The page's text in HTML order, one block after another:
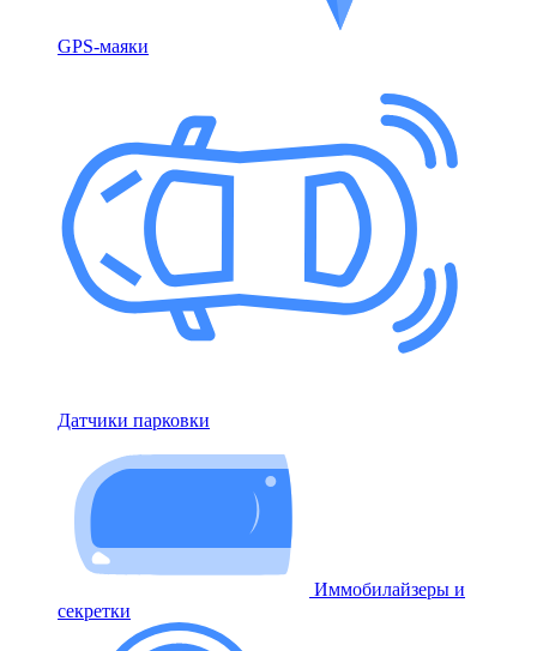
GPS-маяки
Датчики парковки
Иммобилайзеры и
секретки